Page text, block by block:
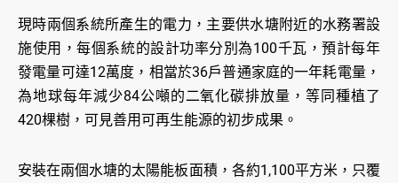
現時兩個系統所產生的電力，主要供水塘附近的水務署設
施使用，每個系統的設計功率分別為100千瓦，預計每年
發電量可達12萬度，相當於36戶普通家庭的一年耗電量，
為地球每年減少84公噸的二氧化碳排放量，等同種植了
420棵樹，可見善用可再生能源的初步成果。
安裝在兩個水塘的太陽能板面積，各約1,100平方米，只覆